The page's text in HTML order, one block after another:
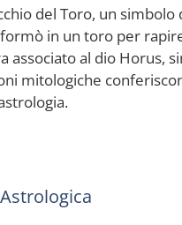
del Toro, un simbolo
in un toro per
associato al dio Horus,
mitologiche